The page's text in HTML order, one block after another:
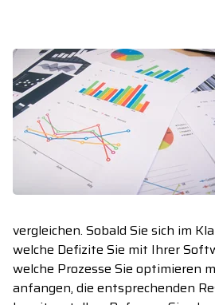
vergleichen. Sobald Sie sich im
welche Defizite Sie mit Ihrer
welche Prozesse Sie optimieren
anfangen, die entsprechenden